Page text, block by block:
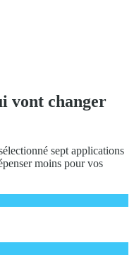
vont changer
sept applications
moins pour vos